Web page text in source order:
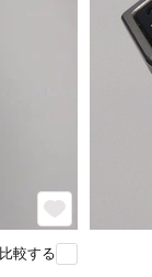
比較する